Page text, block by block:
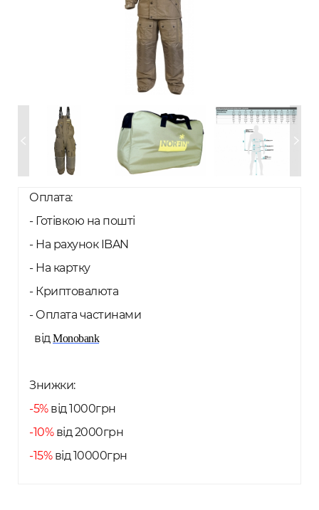
Оплата:
- Готівкою на пошті
- На рахунок IBAN
- На картку
- Криптовалюта
- Оплата частинами
відMonobank
Знижки:
-5%від 1000грн
-10%від 2000грн
-15%від 10000грн